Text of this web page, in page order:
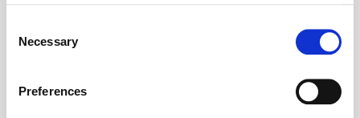
the Privacy trigger icon.
Collect information about your geographical location
Selection
Necessary
Preferences